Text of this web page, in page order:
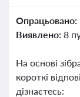
Опрацьовано:
Виявлено: 8
На основі
короткі
дізнаєтесь: